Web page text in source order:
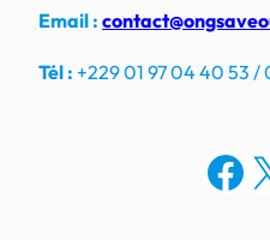
Email :
Tél : +229 01 97 04 40 53 /